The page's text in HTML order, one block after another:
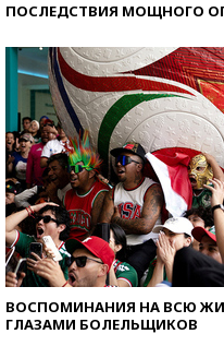
ПОСЛЕДСТВИЯ МОЩНОГО
ВОСПОМИНАНИЯ НА ВСЮ
ГЛАЗАМИ БОЛЕЛЬЩИКОВ